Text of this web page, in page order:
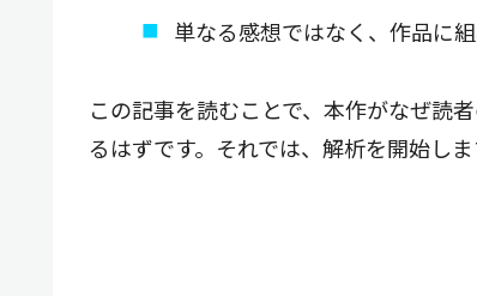
単なる感想ではなく、作品に
この記事を読むことで、本作がなぜ読
るはずです。それでは、解析を開始し